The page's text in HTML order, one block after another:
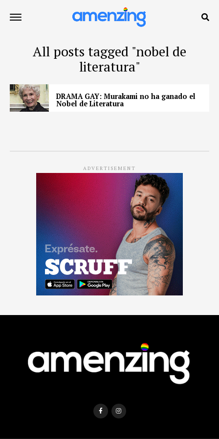
All posts tagged "nobel de
literatura"
DRAMA GAY: Murakami no ha ganado el
Nobel de Literatura
ADVERTISEMENT